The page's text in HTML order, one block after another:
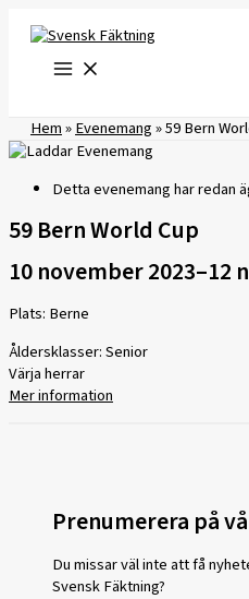
innehåll
Hem»Evenemang»59 Bern
Detta evenemang har redan
59 Bern World Cup
10 november 2023–12
Plats: Berne
Åldersklasser: Senior
Värja herrar
Mer information
Prenumerera på
Du missar väl inte att få
Svensk Fäktning?